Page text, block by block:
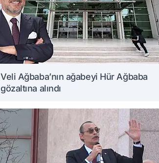
Veli Ağbaba’nın ağabeyi Hür Ağbaba
gözaltına alındı